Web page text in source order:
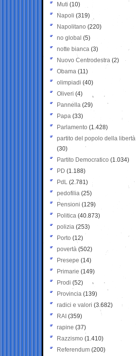
Muti (10)
Napoli (319)
Napolitano (220)
no global (5)
notte bianca (3)
Nuovo Centrodestra (2)
Obama (11)
olimpiadi (40)
Oliveri (4)
Pannella (29)
Papa (33)
Parlamento (1.428)
partito del popolo della libertà
(30)
Partito Democratico (1.034)
PD (1.188)
PdL (2.781)
pedofilia (25)
Pensioni (129)
Politica (40.873)
polizia (253)
Porto (12)
povertà (502)
Presepe (14)
Primarie (149)
Prodi (52)
Provincia (139)
radici e valori (3.682)
RAI (359)
rapine (37)
Razzismo (1.410)
Referendum (200)